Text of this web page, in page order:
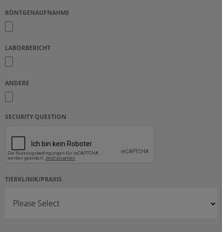
RÖNTGENAUFNAHME
LABORBERICHT
ANDERE
SECURITY QUESTION
TIERKLINIK/PRAXIS